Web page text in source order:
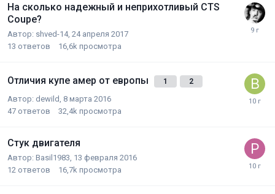
На сколько надежный и неприхотливый CTS
Coupe?
Автор: shved-14, 24 апреля 2017
13 ответов 16,6k просмотра
Отличия купе амер от европы 1 2
Автор: dewild 8 марта 2016
47 ответов 32,4k просмотра
Стук двигателя
Автор: Basil1983 13 февраля 2016
12 ответов 16,7k просмотра